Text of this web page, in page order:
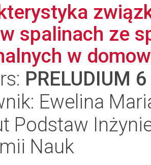
spalinach ze
w
PRELUDIUM 6
Ewelina
Podstaw
Nauk